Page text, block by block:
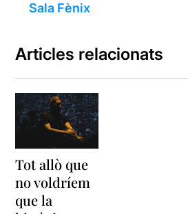
Sala Fènix
Articles relacionats
Tot allò que
no voldríem
que la